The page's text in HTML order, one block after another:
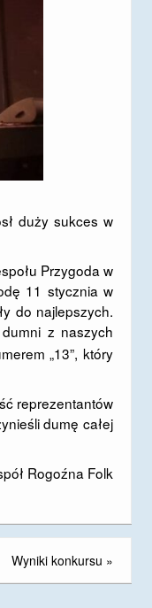
duży sukces w
Przygoda w
11 stycznia w
do najlepszych.
z naszych
„13”, który
reprezentantów
dumę całej
Rogoźna Folk
Wyniki konkursu »